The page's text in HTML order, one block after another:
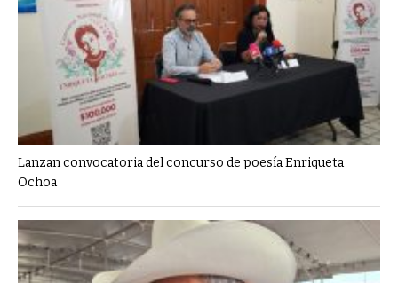
Lanzan convocatoria del concurso de poesía Enriqueta
Ochoa